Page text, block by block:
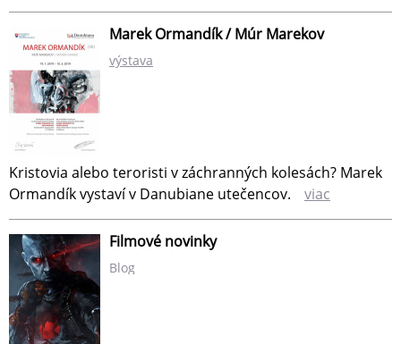
Marek Ormandík / Múr Marekov
výstava
Kristovia alebo teroristi v záchranných kolesách? Marek
Ormandík vystaví v Danubiane utečencov.
viac
Filmové novinky
Blog